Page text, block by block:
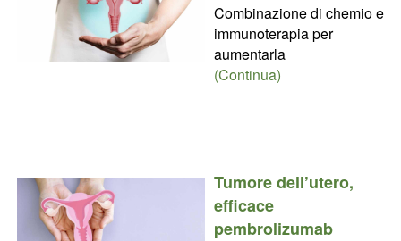
Combinazione di chemio e
immunoterapia per
aumentarla
(Continua)
Tumore dell’utero,
efficace
pembrolizumab